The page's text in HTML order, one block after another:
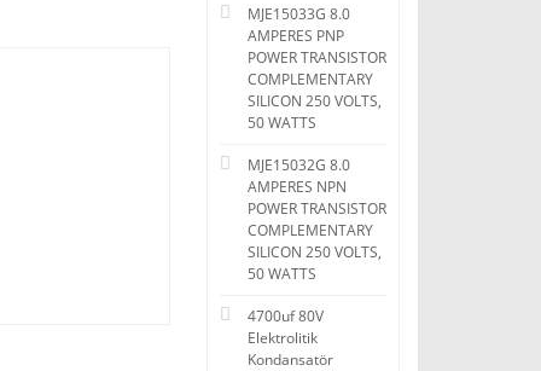
MJE15033G 8.0
AMPERES PNP
POWER TRANSISTOR
COMPLEMENTARY
SILICON 250 VOLTS,
50 WATTS
MJE15032G 8.0
AMPERES NPN
POWER TRANSISTOR
COMPLEMENTARY
SILICON 250 VOLTS,
50 WATTS
4700uf 80V
Elektrolitik
Kondansatör